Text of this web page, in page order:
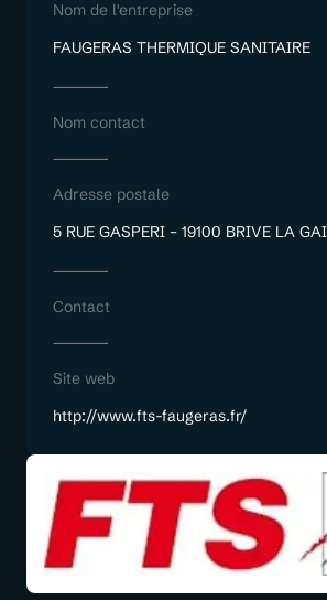
Nom de l'entreprise
FAUGERAS THERMIQUE SANITAIRE
Nom contact
Adresse postale
5 RUE GASPERI – 19100 BRIVE LA
Contact
Site web
http://www.fts-faugeras.fr/